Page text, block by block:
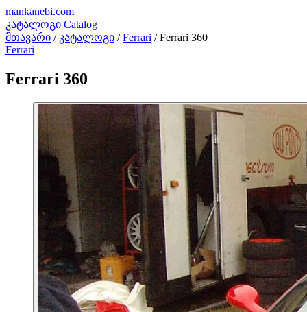
mankanebi.com
კატალოგი Catalog
მთავარი / კატალოგი / Ferrari / Ferrari 360
Ferrari
Ferrari 360